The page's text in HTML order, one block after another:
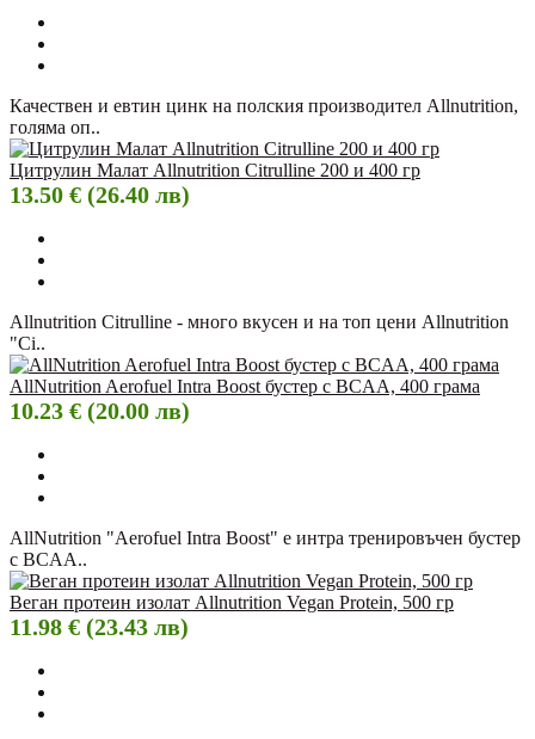
Качествен и евтин цинк на полския производител Allnutrition,
голяма оп..
Цитрулин Малат Allnutrition Citrulline 200 и 400 гр
13.50 € (26.40 лв)
Allnutrition Citrulline - много вкусен и на топ цени Allnutrition
"Ci..
AllNutrition Aerofuel Intra Boost бустер с BCAA, 400 грама
10.23 € (20.00 лв)
AllNutrition "Aerofuel Intra Boost" е интра тренировъчен бустер
с BCAA..
Веган протеин изолат Allnutrition Vegan Protein, 500 гр
11.98 € (23.43 лв)